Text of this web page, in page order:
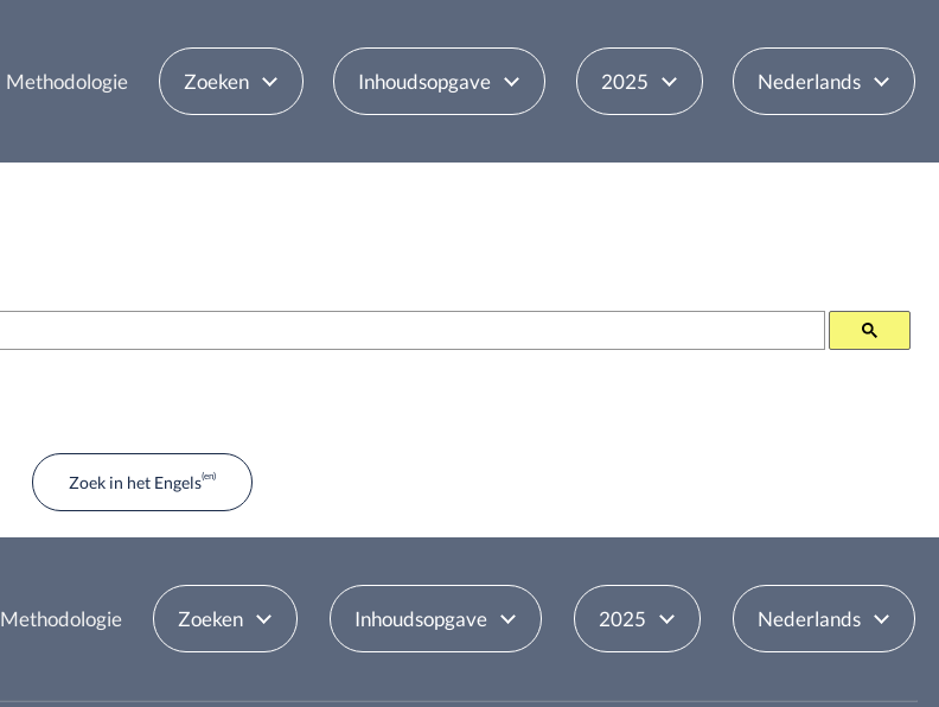
Methodologie Zoeken Inhoudsopgave 2025 Nederlands
Zoek in het Engels
Methodologie Zoeken Inhoudsopgave 2025 Nederlands